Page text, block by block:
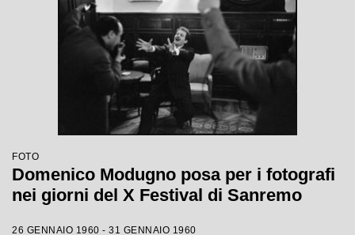
FOTO
Domenico Modugno posa per i fotografi
nei giorni del X Festival di Sanremo
26 GENNAIO 1960 - 31 GENNAIO 1960